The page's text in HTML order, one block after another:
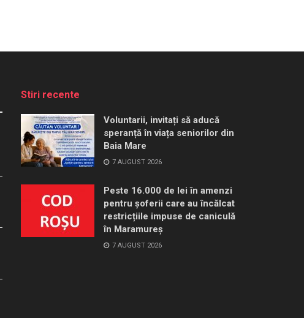
Stiri recente
Voluntarii, invitați să aducă
speranță în viața seniorilor din
Baia Mare
7 AUGUST 2026
Peste 16.000 de lei în amenzi
pentru șoferii care au încălcat
restricțiile impuse de caniculă
în Maramureș
7 AUGUST 2026